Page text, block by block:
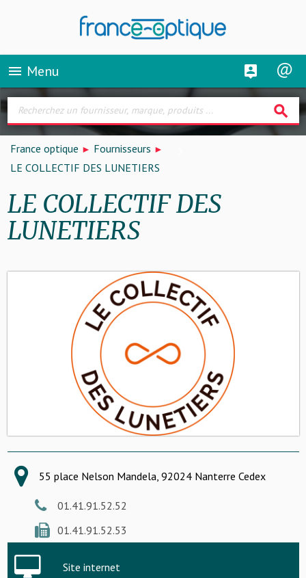
menu Menu
search
France optique
Fournisseurs
LE COLLECTIF DES LUNETIERS
LE COLLECTIF DES
LUNETIERS
55 place Nelson Mandela, 92024 Nanterre Cedex
01.41.91.52.52
01.41.91.52.53
Site internet